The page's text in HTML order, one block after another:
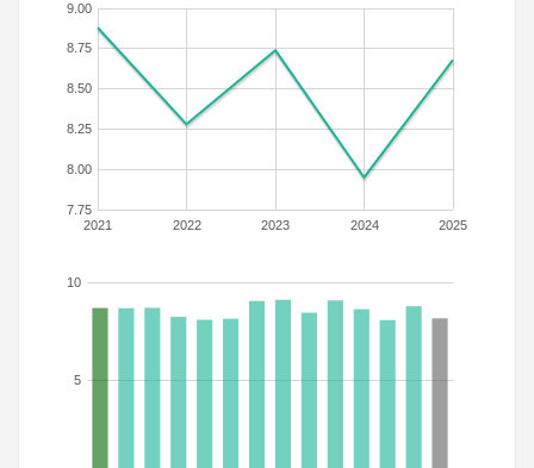
2021 2022 2023 2024 2025
7.75
8.00
8.25
8.50
8.75
9.00
5
10